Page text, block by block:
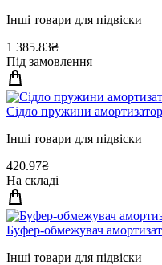
Інші товари для підвіски
1 385.83₴
Під замовлення
Сiдло пружини
Інші товари для підвіски
420.97₴
На складі
Буфер-обмежувач
Інші товари для підвіски